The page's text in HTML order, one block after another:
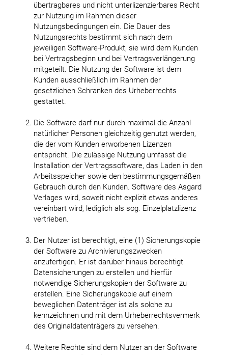
übertragbares und nicht unterlizenzierbares Recht
zur Nutzung im Rahmen dieser
Nutzungsbedingungen ein. Die Dauer des
Nutzungsrechts bestimmt sich nach dem
jeweiligen Software-Produkt, sie wird dem Kunden
bei Vertragsbeginn und bei Vertragsverlängerung
mitgeteilt. Die Nutzung der Software ist dem
Kunden ausschließlich im Rahmen der
gesetzlichen Schranken des Urheberrechts
gestattet.
Die Software darf nur durch maximal die Anzahl
natürlicher Personen gleichzeitig genutzt werden,
die der vom Kunden erworbenen Lizenzen
entspricht. Die zulässige Nutzung umfasst die
Installation der Vertragssoftware, das Laden in den
Arbeitsspeicher sowie den bestimmungsgemäßen
Gebrauch durch den Kunden. Software des Asgard
Verlages wird, soweit nicht explizit etwas anderes
vereinbart wird, lediglich als sog. Einzelplatzlizenz
vertrieben.
Der Nutzer ist berechtigt, eine (1) Sicherungskopie
der Software zu Archivierungszwecken
anzufertigen. Er ist darüber hinaus berechtigt
Datensicherungen zu erstellen und hierfür
notwendige Sicherungskopien der Software zu
erstellen. Eine Sicherungskopie auf einem
beweglichen Datenträger ist als solche zu
kennzeichnen und mit dem Urheberrechtsvermerk
des Originaldatenträgers zu versehen.
Weitere Rechte sind dem Nutzer an der Software